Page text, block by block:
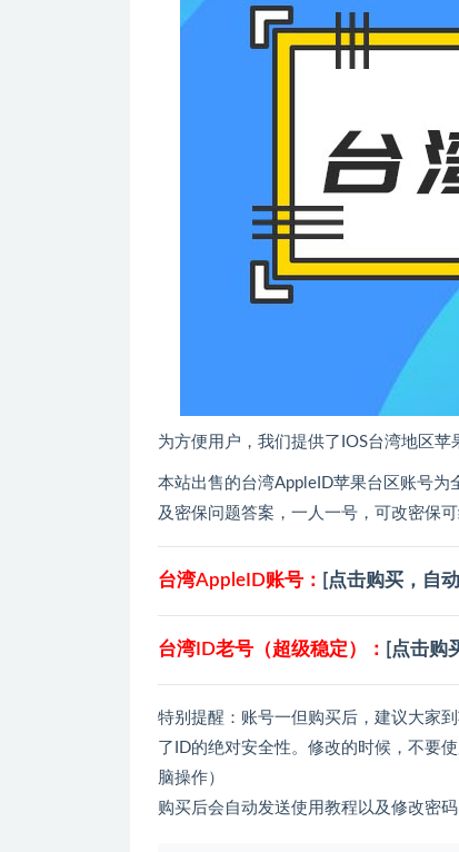
为方便用户，我们提供了IOS台湾地区
本站出售的台湾AppleID苹果台区账号为
及密保问题答案，一人一号，可改密保
台湾AppleID账号： [点击购买，自
台湾ID老号（超级稳定）： [点击购
特别提醒：账号一但购买后，建议大家
了ID的绝对安全性。修改的时候，不要
脑操作）
购买后会自动发送使用教程以及修改密码